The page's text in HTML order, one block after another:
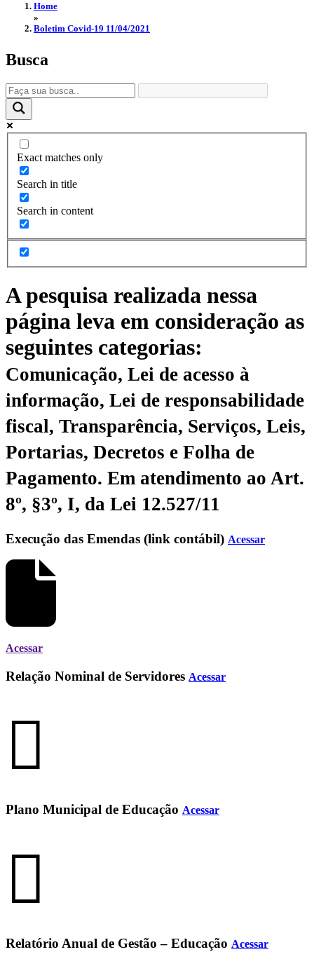
Home
»
Boletim Covid-19 11/04/2021
Busca
Exact matches only
Search in title
Search in content
A pesquisa realizada nessa
página leva em consideração as
seguintes categorias:
Comunicação, Lei de acesso à
informação, Lei de responsabilidade
fiscal, Transparência, Serviços, Leis,
Portarias, Decretos e Folha de
Pagamento. Em atendimento ao Art.
8º, §3º, I, da Lei 12.527/11
Execução das Emendas (link contábil) Acessar
Acessar
Relação Nominal de Servidores Acessar
Plano Municipal de Educação Acessar
Relatório Anual de Gestão – Educação Acessar